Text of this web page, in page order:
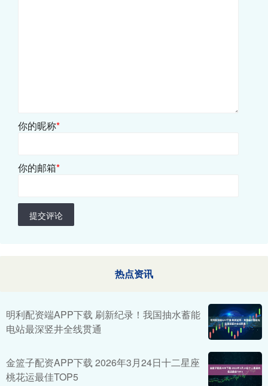
你的昵称*
你的邮箱*
提交评论
热点资讯
明利配资端APP下载 刷新纪录！我国抽水蓄能
电站最深竖井全线贯通
金篮子配资APP下载 2026年3月24日十二星座
桃花运最佳TOP5